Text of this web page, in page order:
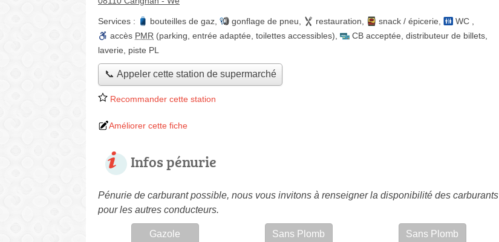
Services : bouteilles de gaz gonflage de pneu restauration snack / épicerie WC
accès PMR (parking, entrée adaptée, toilettes accessibles) CB acceptée distributeur de billets
laverie
piste PL
📞 Appeler cette station de supermarché
Recommander cette station
Améliorer cette fiche
Infos pénurie
Pénurie de carburant possible, nous vous invitons à renseigner la disponibilité des carburants
pour les autres conducteurs.
Gazole
Sans Plomb
Sans Plomb